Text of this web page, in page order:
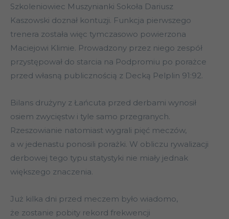
Szkoleniowiec Muszynianki Sokoła Dariusz
Kaszowski doznał kontuzji. Funkcja pierwszego
trenera została więc tymczasowo powierzona
Maciejowi Klimie. Prowadzony przez niego zespół
przystępował do starcia na Podpromiu po porażce
przed własną publicznością z Decką Pelplin 91:92.
Bilans drużyny z Łańcuta przed derbami wynosił
osiem zwycięstw i tyle samo przegranych.
Rzeszowianie natomiast wygrali pięć meczów,
a w jedenastu ponosili porażki. W obliczu rywalizacji
derbowej tego typu statystyki nie miały jednak
większego znaczenia.
Już kilka dni przed meczem było wiadomo,
że zostanie pobity rekord frekwencji